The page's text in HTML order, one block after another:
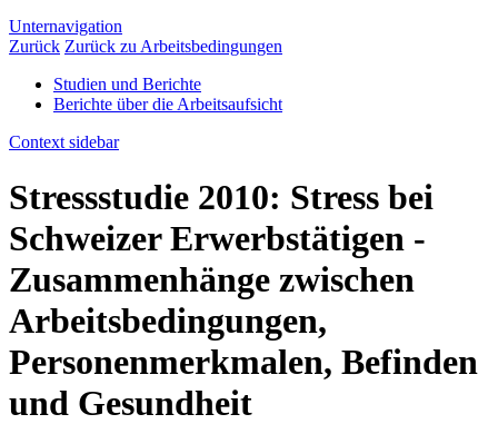
Unternavigation
Zurück Zurück zuArbeitsbedingungen
Studien und Berichte
Berichte über die Arbeitsaufsicht
Context sidebar
Stressstudie 2010: Stress bei
Schweizer Erwerbstätigen -
Zusammenhänge zwischen
Arbeitsbedingungen,
Personenmerkmalen, Befinden
und Gesundheit